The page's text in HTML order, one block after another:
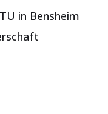
in Bensheim